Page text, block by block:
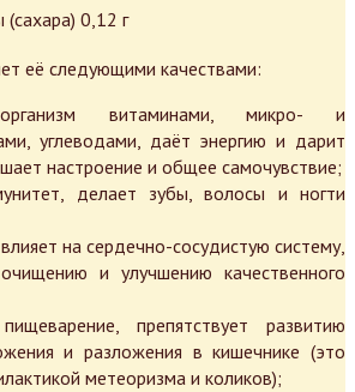
0,12 г
её следующими качествами:
витаминами, микро- и
углеводами, даёт энергию и дарит
настроение и общее самочувствие;
делает зубы, волосы и ногти
на сердечно-сосудистую систему,
и улучшению качественного
препятствует развитию
и разложения в кишечнике (это
метеоризма и коликов);